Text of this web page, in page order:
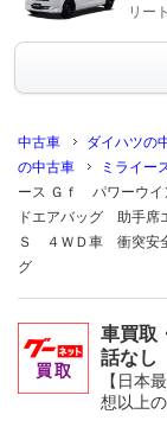
リー
中古車 ダイハツの
の中古車
ミライー
ース Ｇｆ パワーウ
ドエアバッグ 助手
Ｓ ４ＷＤ車 衝突安
グ
車買取
話なし
【日本
想以上